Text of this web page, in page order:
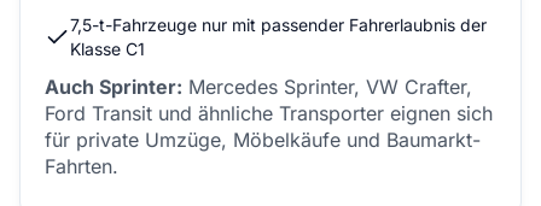
7,5-t-Fahrzeuge nur mit passender Fahrerlaubnis der
Klasse C1
Auch Sprinter: Mercedes Sprinter, VW Crafter,
Ford Transit und ähnliche Transporter eignen sich
für private Umzüge, Möbelkäufe und Baumarkt-
Fahrten.